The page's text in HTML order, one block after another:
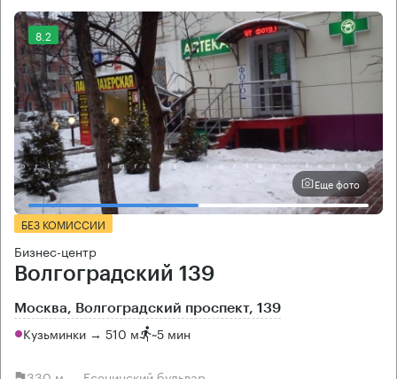
8.2
Еще фото
БЕЗ КОМИССИИ
Бизнес-центр
Волгоградский 139
Москва, Волгоградский проспект, 139
Кузьминки → 510 м ~5 мин